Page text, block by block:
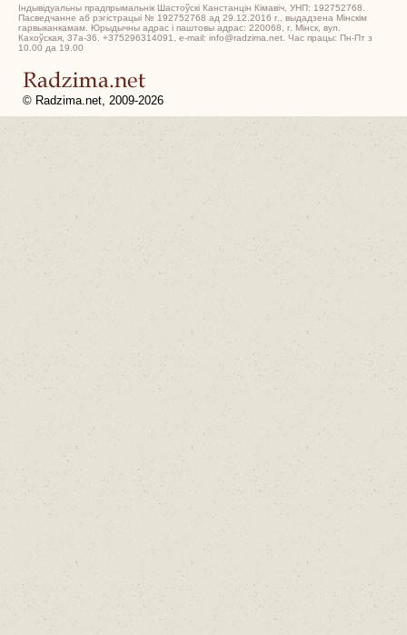
Індывідуальны прадпрымальнік Шастоўскі Канстанцін Кімавіч, УНП: 192752768.
Пасведчанне аб рэгістрацыі № 192752768 ад 29.12.2016 г., выдадзена Мінскім
гарвыканкамам. Юрыдычны адрас і паштовы адрас: 220068, г. Мінск, вул.
Кахоўская, 37а-36. +375296314091, e-mail: info@radzima.net. Час працы: Пн-Пт з
10.00 да 19.00
© Radzima.net, 2009-2026